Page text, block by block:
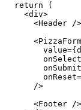
  return (
    <div>
      <Header />
      <PizzaForm
      />
      <Footer />